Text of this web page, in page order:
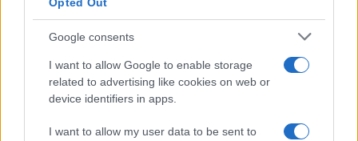
Google consents
I want to allow Google to enable storage
related to advertising like cookies on web or
device identifiers in apps.
I want to allow my user data to be sent to
l’ultima grande tecnologia
cambiato il settore, ovvero il led, che su una serie
di aspetti non è ancora matura totalmente. Sul Li-
Fi ci sono complessità… Spero che i miei figli ne
vedano le applicazioni domestiche, ma siamo